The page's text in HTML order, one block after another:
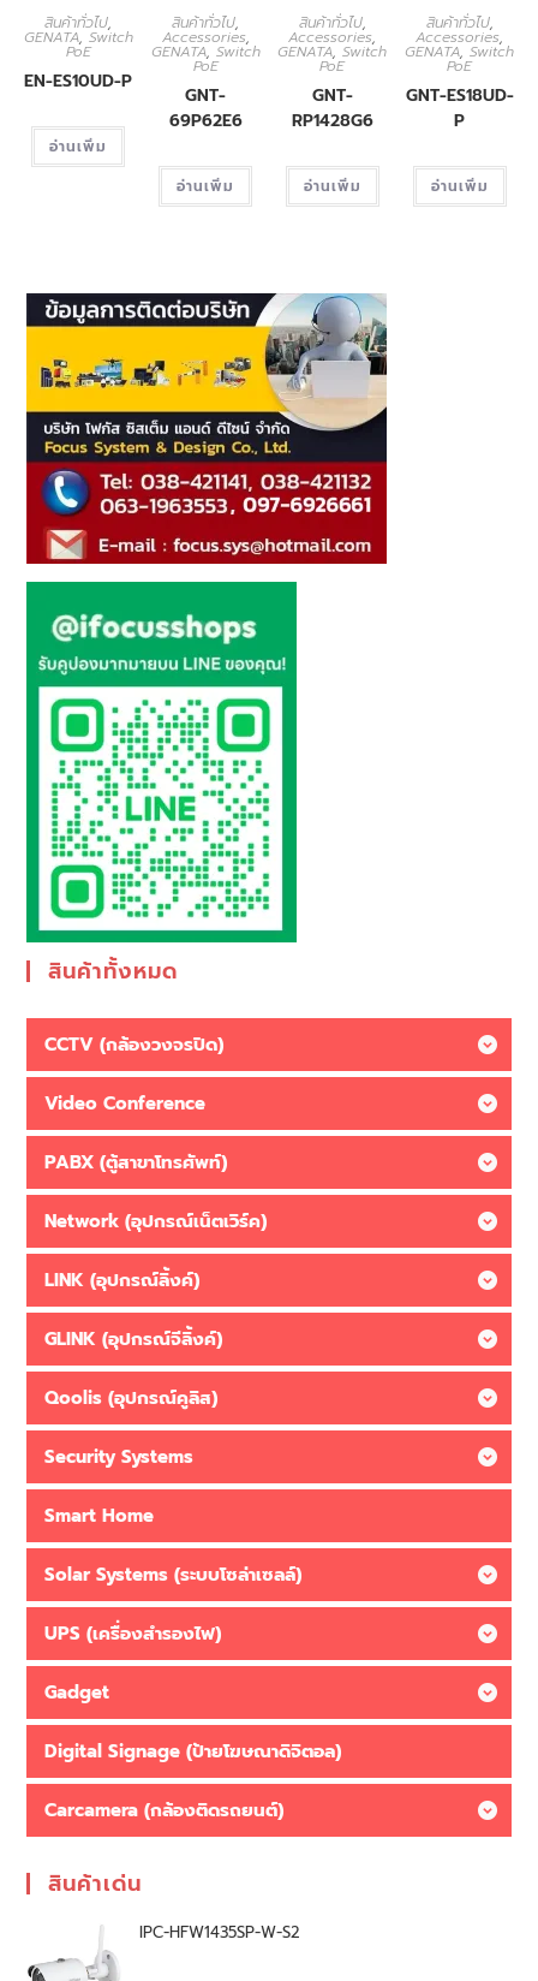
สินค้าทั่วไป,
GENATA, Switch
PoE
EN-ES10UD-P
อ่านเพิ่ม
สินค้าทั่วไป,
Accessories,
GENATA, Switch
PoE
GNT-
69P62E6
อ่านเพิ่ม
สินค้าทั่วไป,
Accessories,
GENATA,Switch
PoE
GNT-
RP1428G6
อ่านเพิ่ม
สินค้าทั่วไป,
Accessories,
GENATA,Switch
PoE
GNT-ES18UD-
P
อ่านเพิ่ม
สินค้าทั้งหมด
CCTV (กล้องวงจรปิด)
Video Conference
PABX (ตู้สาขาโทรศัพท์)
Network (อุปกรณ์เน็ตเวิร์ค)
LINK (อุปกรณ์ลิ้งค์)
GLINK (อุปกรณ์จีลิ้งค์)
Qoolis (อุปกรณ์คูลิส)
Security Systems
Smart Home
Solar Systems (ระบบโซล่าเซลล์)
UPS (เครื่องสำรองไฟ)
Gadget
Digital Signage (ป้ายโฆษณาดิจิตอล)
Carcamera (กล้องติดรถยนต์)
สินค้าเด่น
IPC-HFW1435SP-W-S2